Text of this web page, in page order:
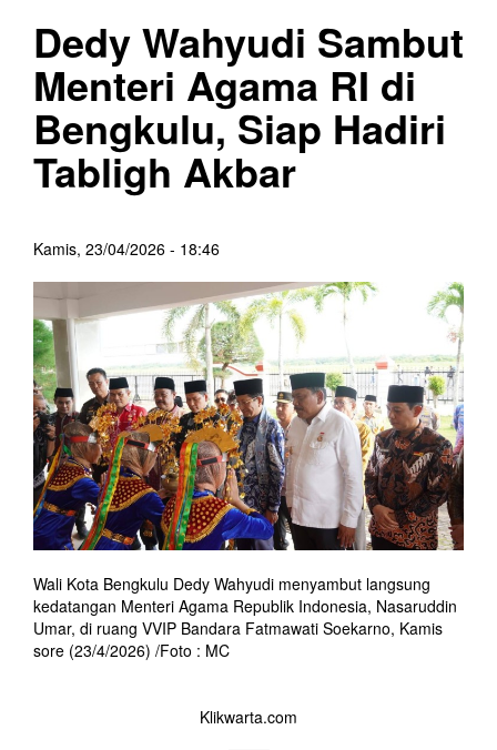
Dedy Wahyudi Sambut
Menteri Agama RI di
Bengkulu, Siap Hadiri
Tabligh Akbar
Kamis, 23/04/2026 - 18:46
Wali Kota Bengkulu Dedy Wahyudi menyambut langsung
kedatangan Menteri Agama Republik Indonesia, Nasaruddin
Umar, di ruang VVIP Bandara Fatmawati Soekarno, Kamis
sore (23/4/2026) /Foto : MC
Klikwarta.com